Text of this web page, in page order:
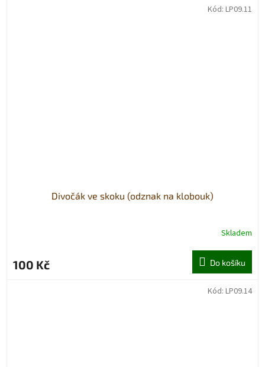
Divočák ve skoku (odznak na klobouk)
Skladem
100 Kč Do košíku
Kód: LP09.11
Kód: LP09.14